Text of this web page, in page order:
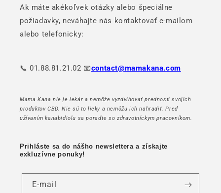
Ak máte akékoľvek otázky alebo špeciálne
požiadavky, neváhajte nás kontaktovať e-mailom
alebo telefonicky:
📞 01.88.81.21.02 📧contact@mamakana.com
Mama Kana nie je lekár a nemôže vyzdvihovať prednosti svojich
produktov CBD. Nie sú to lieky a nemôžu ich nahradiť. Pred
užívaním kanabidiolu sa poraďte so zdravotníckym pracovníkom.
Prihláste sa do nášho newslettera a získajte
exkluzívne ponuky!
E-mail